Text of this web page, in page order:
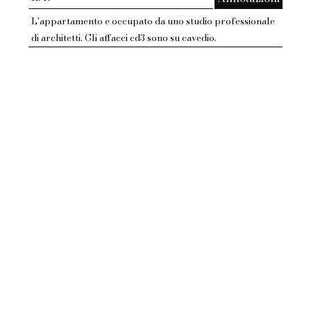
L'appartamento e occupato da uno studio professionale
di architetti. Gli affacci cd3 sono su cavedio.